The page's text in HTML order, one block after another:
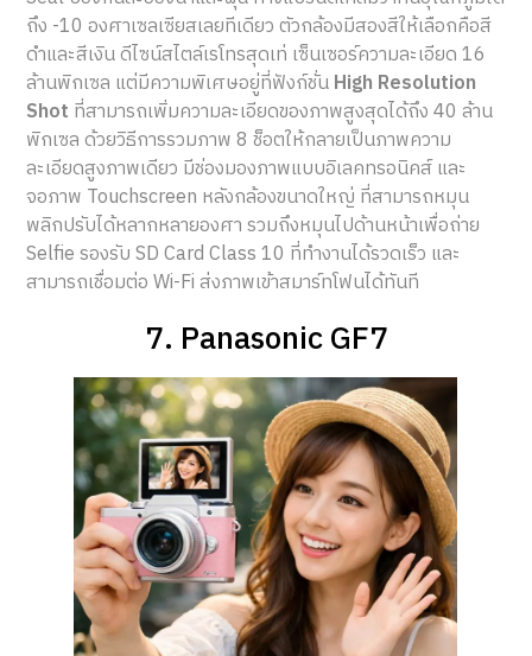
ถึง -10 องศาเซลเซียสเลยทีเดียว ตัวกล้องมีสองสีให้เลือกคือสี
ดำและสีเงิน ดีไซน์สไตล์เรโทรสุดเท่ เซ็นเซอร์ความละเอียด 16
ล้านพิกเซล แต่มีความพิเศษอยู่ที่ฟังก์ชั่นHigh Resolution
Shot ที่สามารถเพิ่มความละเอียดของภาพสูงสุดได้ถึง 40 ล้าน
พิกเซล ด้วยวิธีการรวมภาพ 8 ช็อตให้กลายเป็นภาพความ
ละเอียดสูงภาพเดียว มีช่องมองภาพแบบอิเลคทรอนิคส์ และ
จอภาพ Touchscreen หลังกล้องขนาดใหญ่ ที่สามารถหมุน
พลิกปรับได้หลากหลายองศา รวมถึงหมุนไปด้านหน้าเพื่อถ่าย
Selfie รองรับ SD Card Class 10 ที่ทำงานได้รวดเร็ว และ
สามารถเชื่อมต่อ Wi-Fi ส่งภาพเข้าสมาร์ทโฟนได้ทันที
7. Panasonic GF7